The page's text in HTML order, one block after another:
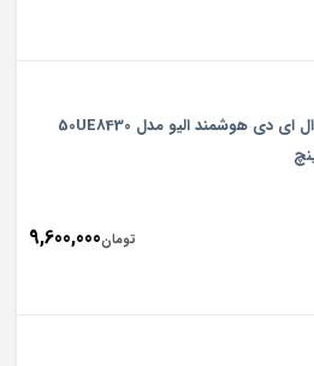
تلويزيون ال ای دی هوشمند الیو مدل 50UE8430
تومان9,600,000